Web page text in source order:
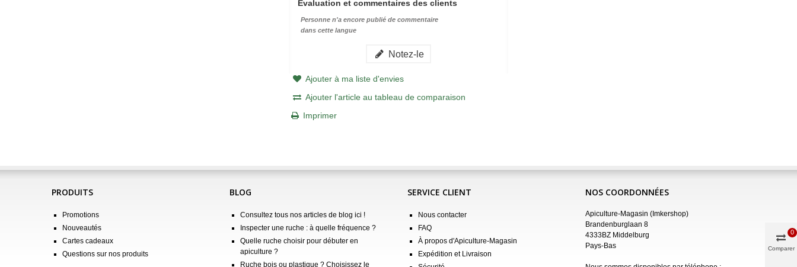
Évaluation et commentaires des clients
Personne n'a encore publié de commentaire
dans cette langue
Notez-le
Ajouter à ma liste d'envies
Ajouter l'article au tableau de comparaison
Imprimer
PRODUITS
Promotions
Nouveautés
Cartes cadeaux
Questions sur nos produits
BLOG
Consultez tous nos articles de blog ici !
Inspecter une ruche : à quelle fréquence ?
Quelle ruche choisir pour débuter en
apiculture ?
Ruche bois ou plastique ? Choisissez le
SERVICE CLIENT
Nous contacter
FAQ
À propos d'Apiculture-Magasin
Expédition et Livraison
NOS COORDONNÉES
Apiculture-Magasin (Imkershop)
Brandenburglaan 8
4333BZ Middelburg
Pays-Bas
Comparer
0